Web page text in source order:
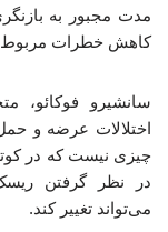
مدت مجبور به
کاهش خطرات مربوط
سانشیرو فوکائو،
اختلالات عرضه و
چیزی نیست که در
در نظر گرفتن
می‌تواند تغییر کند.